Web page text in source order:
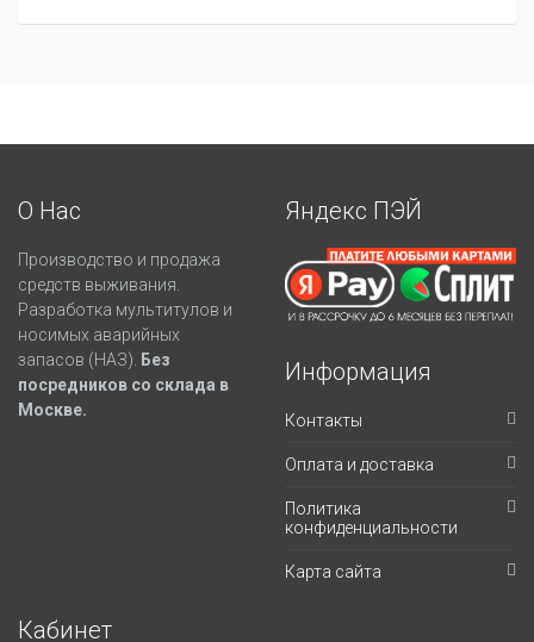
О Нас
Производство и продажа
средств выживания.
Разработка мультитулов и
носимых аварийных
запасов (НАЗ).
Без
посредников со склада в
Москве.
Яндекс ПЭЙ
Информация
Контакты
Оплата и доставка
Политика
конфиденциальности
Карта сайта
Кабинет